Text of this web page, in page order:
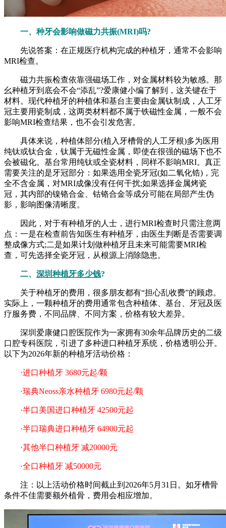
一、种牙会影响做磁力共振(MRI)吗?
先说答案：在正规医疗机构完成的种植牙，通常不会影响
MRI检查。
磁力共振检查依靠强磁场工作，对金属材料较为敏感。那
幺种植牙到底会不会“添乱”?爱康健小编了解到，这关键在于
材料。现代种植牙的种植体和基台主要由金属钛制成，人工牙
冠主要用瓷制成，这两类材料都不属于铁磁性金属，一般不会
影响MRI检查结果，也不会引发危害。
具体来说，种植体部分(植入牙槽骨的人工牙根)多为医用
纯钛或钛合金，钛属于无磁性金属，即使在很强的磁场下也不
会被磁化。基台常用纯钛或全瓷材料，同样不影响MRI。真正
需要关注的是牙冠部分：如果选用全瓷牙冠(如二氧化锆)，完
全不含金属，对MRI成像没有任何干扰;如果选择金属烤瓷
冠，其内部的镍铬合金、钴铬合金等成分可能在局部产生伪
影，影响图像清晰度。
因此，对于有种植牙的人士，进行MRI检查时只需注意两
点：一是在检查前告知医生有种植牙，由医生判断是否需要调
整成像方式;二是如果计划做种植牙且未来可能需要MRI检
查，可先选择全瓷牙冠，从根源上消除隐患。
二、 深圳种植牙多少钱?
关于种植牙的费用，很多朋友都有“担心乱收费”的顾虑。
实际上，一颗种植牙的费用通常包含种植体、基台、牙冠及医
疗服务费，不同品牌、不同方案，价格有较大差异。
深圳爱康健口腔医院作为一家拥有30余年品牌历史的二级
口腔专科医院，引进了多种进口种植牙系统，价格透明公开。
以下为2026年新的种植牙活动价格：
·进口种植牙 3680元起/颗
·瑞典Neoss亲水种植牙 6980元起/颗
·半口美国进口种植牙 42500元起
·半口瑞典进口种植牙 64900元起
·其他半口种植牙 减20000元
·全口种植牙 减50000元
注：以上活动价格时间截止到2026年5月31日。如牙槽骨
条件不佳需要额外植骨，费用会相应增加。